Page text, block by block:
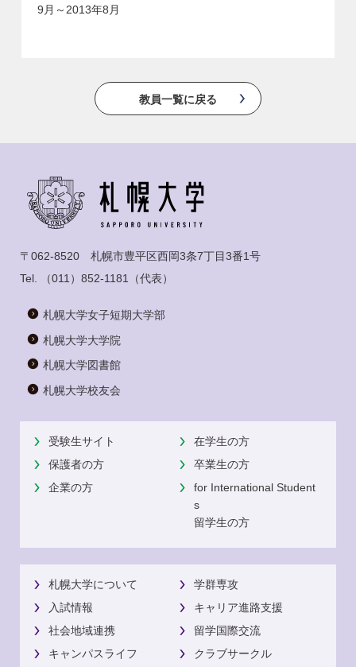
9月～2013年8月
教員一覧に戻る
〒062-8520 札幌市豊平区西岡3条7丁目3番1号
Tel.
（011）852-1181 （代表）
札幌大学女子短期大学部
札幌大学大学院
札幌大学図書館
札幌大学校友会
受験生サイト
在学生の方
保護者の方
卒業生の方
企業の方
for International Student
s
留学生の方
札幌大学について
学群専攻
入試情報
キャリア進路支援
社会地域連携
留学国際交流
キャンパスライフ
クラブサークル